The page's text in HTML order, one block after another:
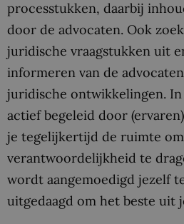
processtukken, daarbij
door de advocaten. Ook
juridische vraagstukken uit
informeren van de
juridische ontwikkelingen.
actief begeleid door
je tegelijkertijd de ruimte
verantwoordelijkheid te
wordt aangemoedigd jezelf
uitgedaagd om het beste uit